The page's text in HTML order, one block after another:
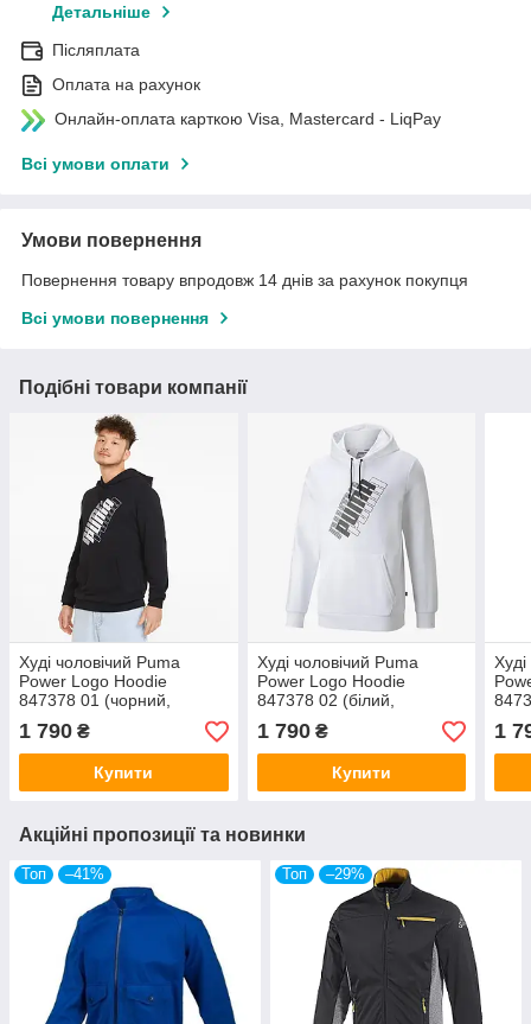
Детальніше
Післяплата
Оплата на рахунок
Онлайн-оплата карткою Visa, Mastercard - LiqPay
Всі умови оплати
Умови повернення
Повернення товару впродовж 14 днів за рахунок покупця
Всі умови повернення
Подібні товари компанії
Худі чоловічий Puma
Power Logo Hoodie
847378 01 (чорний,
бавовна, бренд пума)
1 790 ₴
Купити
Худі чоловічий Puma
Power Logo Hoodie
847378 02 (білий,
бавовна, бренд пума)
1 790₴
Купити
1
Акційні пропозиції та новинки
Топ –41% Топ –29%